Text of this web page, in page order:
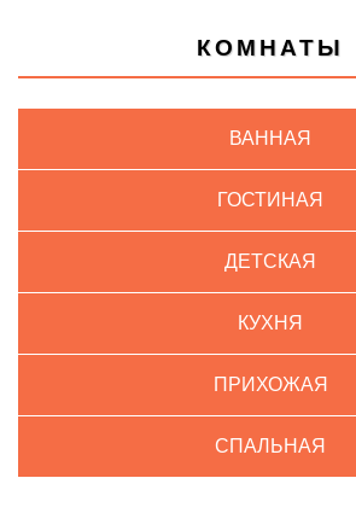
КОМНАТЫ
ВАННАЯ
ГОСТИНАЯ
ДЕТСКАЯ
КУХНЯ
ПРИХОЖАЯ
СПАЛЬНАЯ